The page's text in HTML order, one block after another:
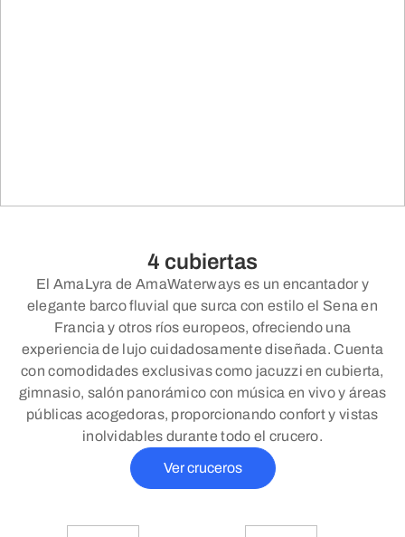
4 cubiertas
El AmaLyra de AmaWaterways es un encantador y
elegante barco fluvial que surca con estilo el Sena en
Francia y otros ríos europeos, ofreciendo una
experiencia de lujo cuidadosamente diseñada. Cuenta
con comodidades exclusivas como jacuzzi en cubierta,
gimnasio, salón panorámico con música en vivo y áreas
públicas acogedoras, proporcionando confort y vistas
inolvidables durante todo el crucero.
Ver cruceros